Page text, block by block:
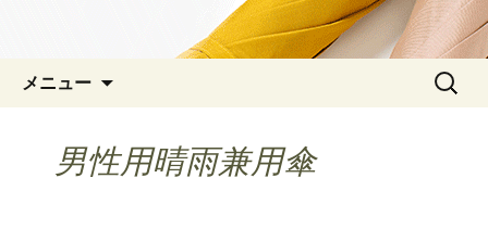
メニュー
検
男性用晴雨兼用傘